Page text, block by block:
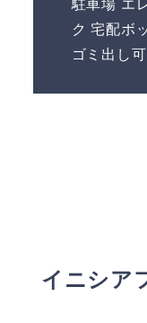
駐車場 エ
ク 宅配ボ
ゴミ出し
イニシア